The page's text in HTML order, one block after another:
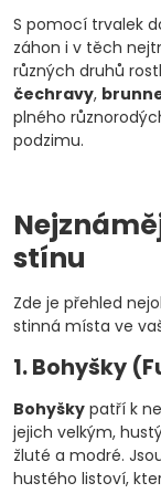
S pomocí trvalek
záhon i v těch
různých druhů
čechravy,
plného
podzimu.
stínu
Zde je přehled
stinná místa ve
1. Bohyšky
Bohyšky patří k
jejich velkým,
žluté a modré.
hustého listoví,